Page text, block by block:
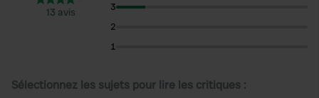
13 avis
3
2
1
Sélectionnez les sujets pour lire les critiques :